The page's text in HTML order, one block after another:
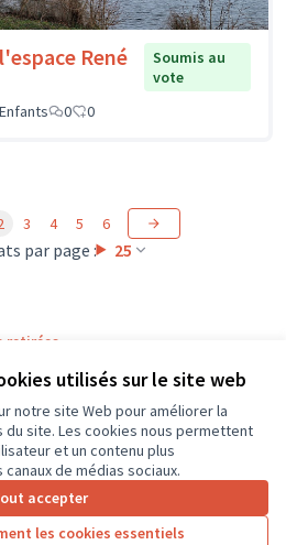
utilisés sur le site web
notre site Web pour améliorer la
site. Les cookies nous permettent
et un contenu plus
de médias sociaux.
accepter
les cookies essentiels
René
Soumis au
vote
0 0
par page : 25
3 4 5 6
retirées